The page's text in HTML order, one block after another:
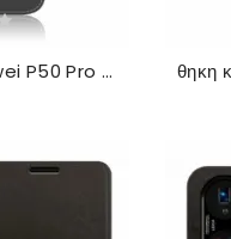
δερματινη θηκη Huawei P50 Pro Κάλυμμα Καθρέφτη Από Συνθετικό Δέρμα